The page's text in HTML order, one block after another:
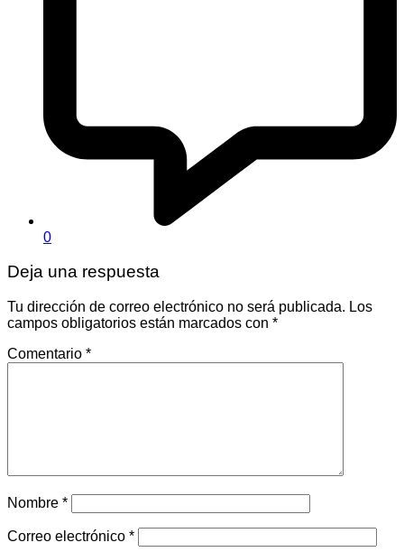
0
Deja una respuesta
Tu dirección de correo electrónico no será publicada. Los
campos obligatorios están marcados con *
Comentario *
Nombre *
Correo electrónico *